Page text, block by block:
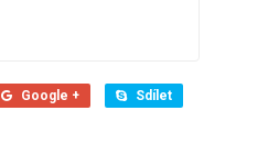
Google + Sdílet